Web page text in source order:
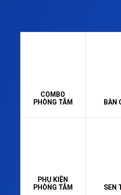
COMBO
PHÒNG TẮM
BÀN
PHỤ KIỆN
PHÒNG TẮM
SEN